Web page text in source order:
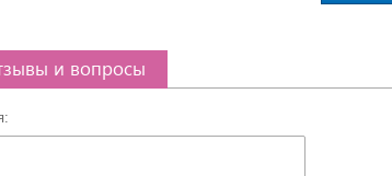
и вопросы